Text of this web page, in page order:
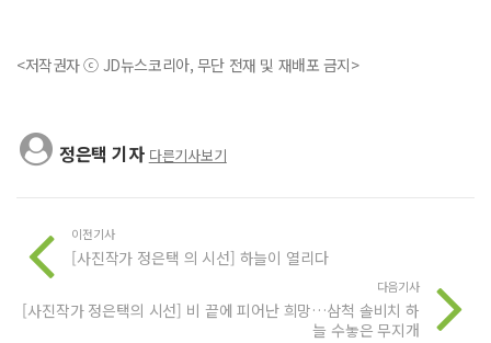
<저작권자 ⓒ JD뉴스코리아, 무단 전재 및 재배포 금지>
정은택 기자 다른기사보기
이전기사
[사진작가 정은택 의 시선] 하늘이 열리다
다음기사
[사진작가 정은택의 시선] 비 끝에 피어난 희망…삼척 솔비치 하
늘 수놓은 무지개